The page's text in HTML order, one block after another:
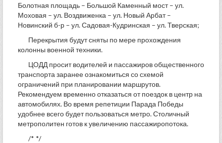
Болотная площадь – Большой Каменный мост – ул.
Моховая – ул. Воздвиженка – ул. Новый Арбат –
Новинский б-р – ул. Садовая-Кудринская – ул. Тверская;
Перекрытия будут сняты по мере прохождения
колонны военной техники.
ЦОДД просит водителей и пассажиров общественного
транспорта заранее ознакомиться со схемой
ограничений при планировании маршрутов.
Рекомендуем временно отказаться от поездок в центр на
автомобилях. Во время репетиции Парада Победы
удобнее всего будет пользоваться метро. Столичный
метрополитен готов к увеличению пассажиропотока.
/* */